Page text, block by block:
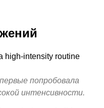
high-intensity routine
попробовала
интенсивности.